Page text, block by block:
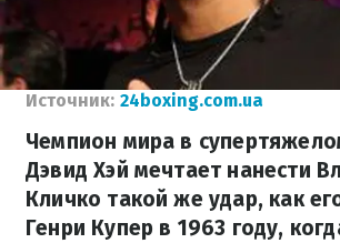
Источник: 24boxing.com.ua
Чемпион мира в
Дэвид Хэй мечтает нанести
Кличко такой же удар, как
Генри Купер в 1963 году,